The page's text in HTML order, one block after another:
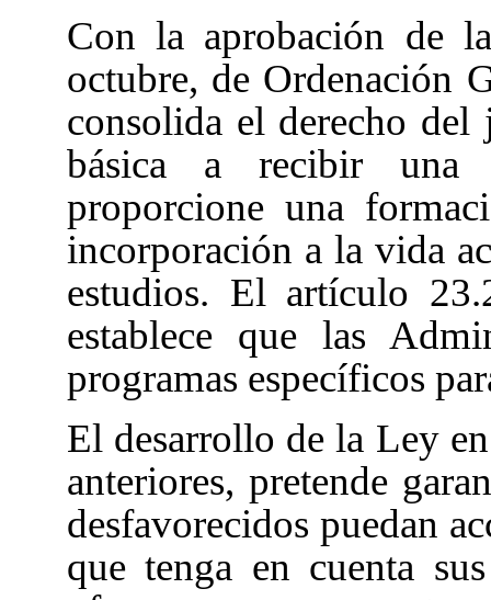
Con la aprobación de
octubre, de Ordenación
consolida el derecho del
básica a recibir una
proporcione una
incorporación a la vida
estudios. El artículo
establece que las
programas específicos
El desarrollo de la Ley
anteriores, pretende
desfavorecidos puedan
que tenga en cuenta